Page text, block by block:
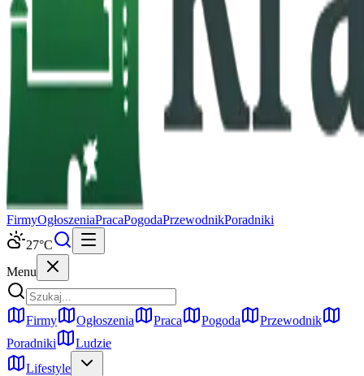
FirmyOgłoszeniaPracaPogodaPrzewodnikPoradniki
27°C
Menu
Firmy Ogłoszenia Praca Pogoda
Przewodnik
Poradniki
Ludzie
Lifestyle